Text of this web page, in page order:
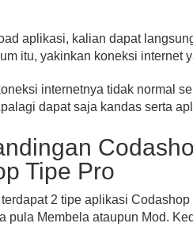
aplikasi, kalian dapat
itu, yakinkan koneksi internet
internetnya tidak normal
dapat saja kandas serta
Tipe Pro
2 tipe aplikasi
pula Membela ataupun Mod.